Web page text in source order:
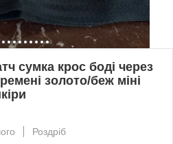
сумка крос боді через
золото/беж міні
Роздріб